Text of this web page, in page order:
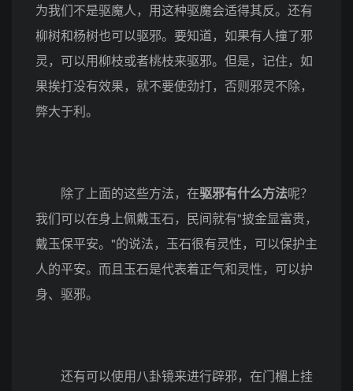
为我们不是驱魔人，用这种驱魔会适得其反。还有
柳树和杨树也可以驱邪。要知道，如果有人撞了邪
灵，可以用柳枝或者桃枝来驱邪。但是，记住，如
果挨打没有效果，就不要使劲打，否则邪灵不除，
弊大于利。
除了上面的这些方法，在驱邪有什么方法呢？
我们可以在身上佩戴玉石，民间就有"披金显富贵，
戴玉保平安。"的说法，玉石很有灵性，可以保护主
人的平安。而且玉石是代表着正气和灵性，可以护
身、驱邪。
还有可以使用八卦镜来进行辟邪，在门楣上挂